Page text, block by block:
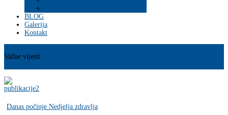
BLOG
Galerija
Kontakt
Važne vijesti :
Danas počinje Nedjelja zdravlja